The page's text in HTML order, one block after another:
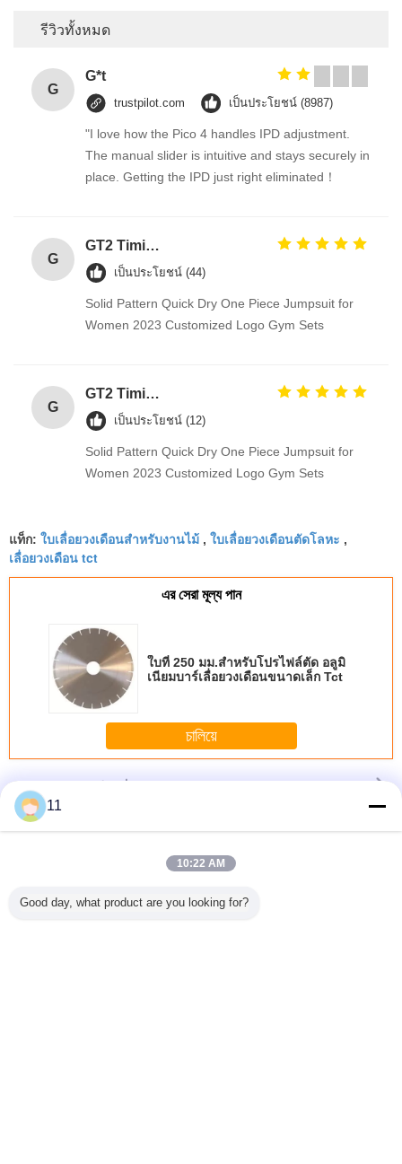
รีวิวทั้งหมด
G
G*t
trustpilot.com เป็นประโยชน์ (8987)
"I love how the Pico 4 handles IPD adjustment.
The manual slider is intuitive and stays securely in
place. Getting the IPD just right eliminated！
G
GT2 Timing Pulley 30 36 40 48 60 Tooth Wheel Bore 5mm 8mm Aluminum Gear Teeth Width 6mm For Reprap 3D Printers Part
เป็นประโยชน์ (44)
Solid Pattern Quick Dry One Piece Jumpsuit for
Women 2023 Customized Logo Gym Sets
G
GT2 Timing Pulley 30 36 40 48 60 Tooth Wheel Bore 5mm 8mm Aluminum Gear Teeth Width 6mm For Reprap 3D Printers Part
เป็นประโยชน์ (12)
Solid Pattern Quick Dry One Piece Jumpsuit for
Women 2023 Customized Logo Gym Sets
แท็ก: ใบเลื่อยวงเดือนสำหรับงานไม้ , ใบเลื่อยวงเดือนตัดโลหะ ,
เลื่อยวงเดือน tct
এর সেরা মূল্য পান
ใบที่ 250 มม.สำหรับโปรไฟล์ตัด อลูมิ
เนียมบาร์เลื่อยวงเดือนขนาดเล็ก Tct
চালিয়ে
มากกว่า TCT ใบเลื่อยวงเดือน
มีดตัดอลู
วงเดือนใบมีด
ตัดใบเลื่อยวงเดือน,
11
10:22 AM
Good day, what product are you looking for?